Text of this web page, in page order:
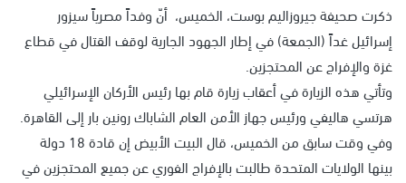
ذكرت صحيفة جيروزاليم بوست، الخميس، أنّ وفداً مصرياً سيزور
إسرائيل غداً (الجمعة) في إطار الجهود الجارية لوقف القتال في قطاع
غزة والإفراج عن المحتجزين.
وتأتي هذه الزيارة في أعقاب زيارة قام بها رئيس الأركان الإسرائيلي
هرتسي هاليفي ورئيس جهاز الأمن العام الشاباك رونين بار إلى القاهرة.
وفي وقت سابق من الخميس، قال البيت الأبيض إن قادة 18 دولة
بينها الولايات المتحدة طالبت بالإفراج الفوري عن جميع المحتجزين في